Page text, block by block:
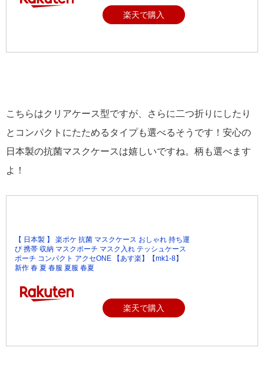
楽天で購入
こちらはクリアケース型ですが、さらに二つ折りにしたり
とコンパクトにたためるタイプも選べるそうです！安心の
日本製の抗菌マスクケースは嬉しいですね。柄も選べます
よ！
【 日本製 】 楽ポケ 抗菌 マスクケース おしゃれ 持ち運
び 携帯 収納 マスクポーチ マスク入れ テッシュケース
ポーチ コンパクト アクセONE 【あす楽】【mk1-8】
新作 春 夏 春服 夏服 春夏
楽天で購入